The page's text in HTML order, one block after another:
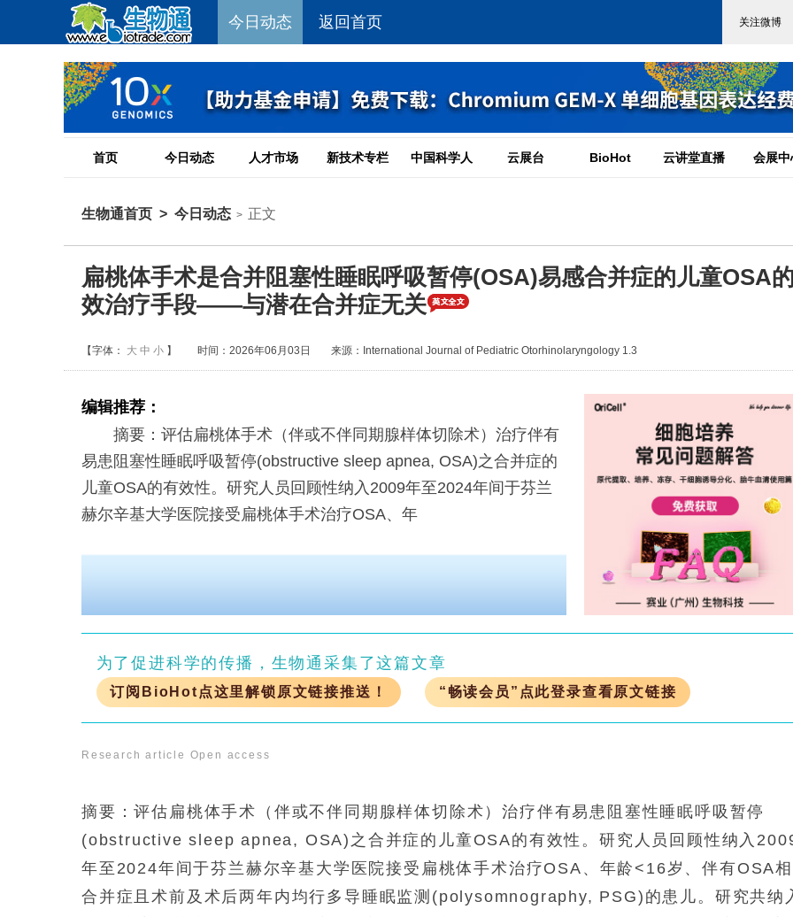
今日动态 返回首页
首页 今日动态 人才市场 新技术专栏 中国科学人 云展台 BioHot 云讲堂直播 会展中
生物通首页 > 今日动态 > 正文
扁桃体手术是合并阻塞性睡眠呼吸暂停(OSA)易感合并症的儿童OSA
效治疗手段——与潜在合并症无关
【字体： 大 中 小 】 时间：2026年06月03日 来源：International Journal of Pediatric Otorhinolaryngology 1.3
编辑推荐：
摘要：评估扁桃体手术（伴或不伴同期腺样体切除术）治疗伴有
易患阻塞性睡眠呼吸暂停(obstructive sleep apnea, OSA)之合并症的
儿童OSA的有效性。研究人员回顾性纳入2009年至2024年间于芬兰
赫尔辛基大学医院接受扁桃体手术治疗OSA、年
为了促进科学的传播，生物通采集了这篇文章
订阅BioHot点这里解锁原文链接推送！ “畅读会员”点此登录查看原文链接
Research article Open access
摘要：评估扁桃体手术（伴或不伴同期腺样体切除术）治疗伴有易患阻塞性睡眠呼吸暂停
(obstructive sleep apnea, OSA)之合并症的儿童OSA的有效性。研究人员回顾性纳入
年至2024年间于芬兰赫尔辛基大学医院接受扁桃体手术治疗OSA、年龄<16岁、伴有OSA
合并症且术前及术后两年内均行多导睡眠监测(polysomnography, PSG)的患儿。研究共纳